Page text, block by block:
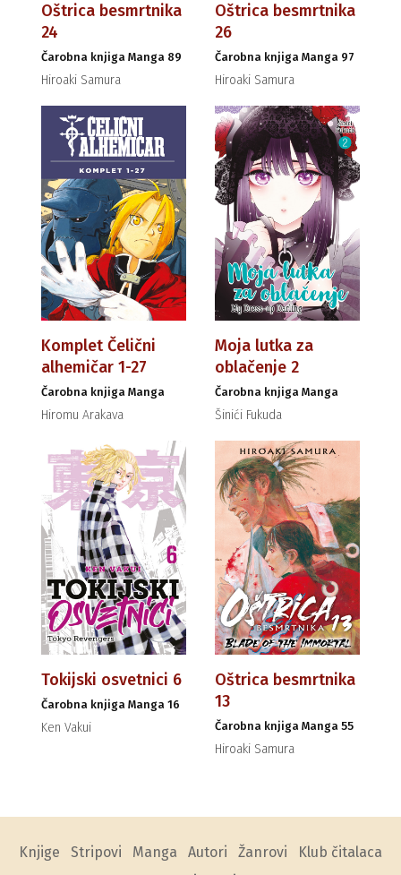
Oštrica besmrtnika
24
Čarobna knjiga Manga 89
Hiroaki Samura
Oštrica besmrtnika
26
Čarobna knjiga Manga 97
Hiroaki Samura
Komplet Čelični
alhemičar 1-27
Čarobna knjiga Manga
Hiromu Arakava
Moja lutka za
oblačenje 2
Čarobna knjiga Manga
Šinići Fukuda
Tokijski osvetnici 6
Čarobna knjiga Manga 16
Ken Vakui
Oštrica besmrtnika
13
Čarobna knjiga Manga 55
Hiroaki Samura
Knjige Stripovi Manga Autori Žanrovi
Klub čitalaca